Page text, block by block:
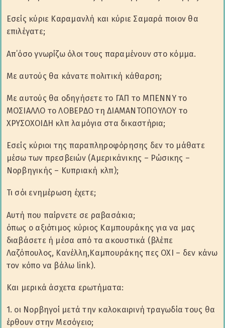
Εσείς κύριε Καραμανλή και κύριε Σαμαρά ποιον θα
επιλέγατε;
Απ΄όσο γνωρίζω όλοι τους παραμένουν στο κόμμα.
Με αυτούς θα κάνατε πολιτική κάθαρση;
Με αυτούς θα οδηγήσετε το ΓΑΠ το ΜΠΕΝΝΥ το
ΜΟΣΙΑΛΛΟ το ΛΟΒΕΡΔΟ τη ΔΙΑΜΑΝΤΟΠΟΥΛΟΥ το
ΧΡΥΣΟΧΟΙΔΗ κλπ λαμόγια στα δικαστήρια;
Εσείς κύριοι της παραπληροφόρησης δεν το μάθατε
μέσω των πρεσβειών (Αμερικάνικης – Ρώσικης –
Νορβηγικής – Κυπριακή κλπ);
Τι σόι ενημέρωση έχετε;
Αυτή που παίρνετε σε ραβασάκια;
όπως ο αξιότιμος κύριος Καμπουράκης για να μας
διαβάσετε ή μέσα από τα ακουστικά (βλέπε
Λαζόπουλος, Κανέλλη,Καμπουράκης πες ΟΧΙ – δεν κάνω
τον κόπο να βάλω link).
Και μερικά άσχετα ερωτήματα:
1. οι Νορβηγοί μετά την καλοκαιρινή τραγωδία τους θα
έρθουν στην Μεσόγειο;